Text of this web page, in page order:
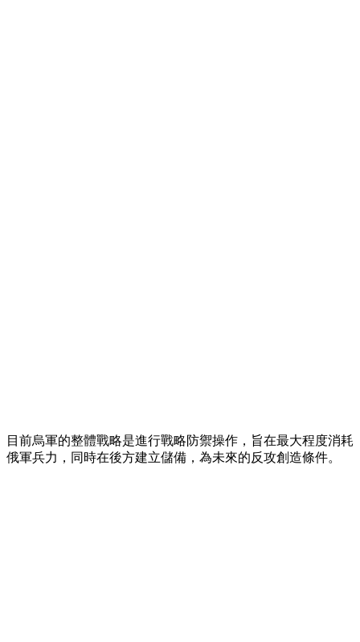
目前烏軍的整體戰略是進行戰略防禦操作，旨在最大程度消耗
俄軍兵力，同時在後方建立儲備，為未來的反攻創造條件。